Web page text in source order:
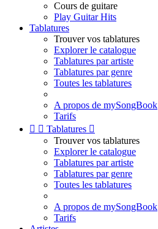
Cours de guitare
Play Guitar Hits
Tablatures
Trouver vos tablatures
Explorer le catalogue
Tablatures par artiste
Tablatures par genre
Toutes les tablatures
A propos de mySongBook
Tarifs
  Tablatures 
Trouver vos tablatures
Explorer le catalogue
Tablatures par artiste
Tablatures par genre
Toutes les tablatures
A propos de mySongBook
Tarifs